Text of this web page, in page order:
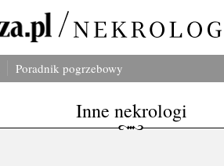
Poradnik pogrzebowy
Inne nekrologi